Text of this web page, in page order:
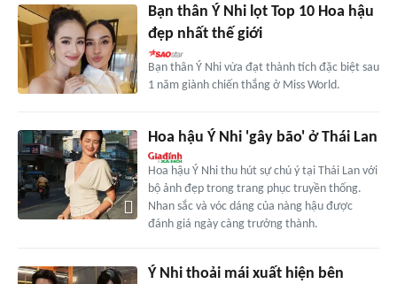
Bạn thân Ý Nhi lọt Top 10 Hoa hậu
đẹp nhất thế giới
Bạn thân Ý Nhi vừa đạt thành tích đặc biệt sau
1 năm giành chiến thắng ở Miss World.
Hoa hậu Ý Nhi 'gây bão' ở Thái Lan
Hoa hậu Ý Nhi thu hút sự chú ý tại Thái Lan với
bộ ảnh đẹp trong trang phục truyền thống.
Nhan sắc và vóc dáng của nàng hậu được
đánh giá ngày càng trưởng thành.
Ý Nhi thoải mái xuất hiện bên